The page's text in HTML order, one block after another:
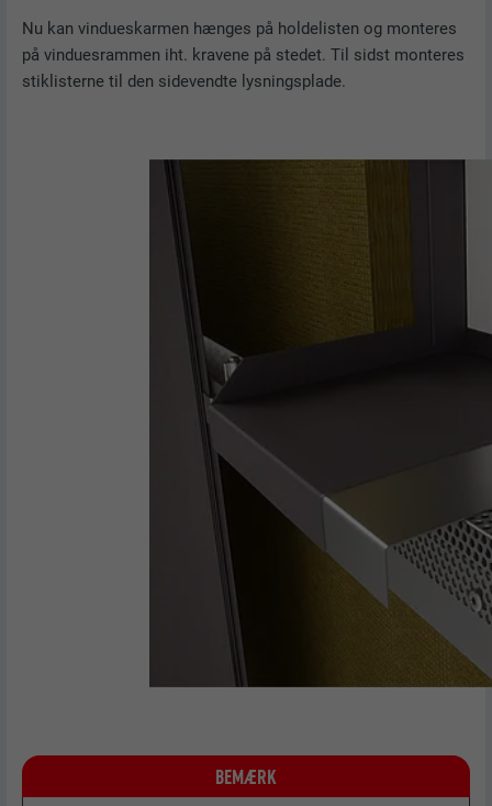
Nu kan vindueskarmen hænges på holdelisten og monteres
på vinduesrammen iht. kravene på stedet. Til sidst monteres
stiklisterne til den sidevendte lysningsplade.
BEMÆRK